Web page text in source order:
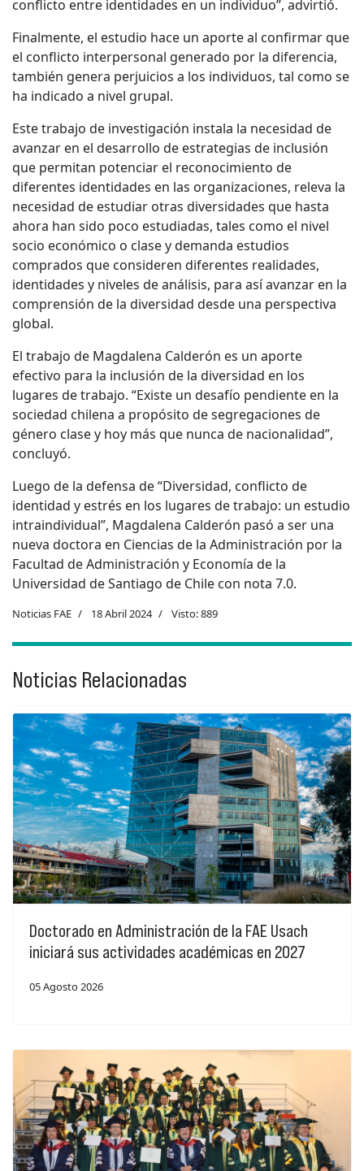
conflicto entre identidades en un individuo”, advirtió.
Finalmente, el estudio hace un aporte al confirmar que
el conflicto interpersonal generado por la diferencia,
también genera perjuicios a los individuos, tal como se
ha indicado a nivel grupal.
Este trabajo de investigación instala la necesidad de
avanzar en el desarrollo de estrategias de inclusión
que permitan potenciar el reconocimiento de
diferentes identidades en las organizaciones, releva la
necesidad de estudiar otras diversidades que hasta
ahora han sido poco estudiadas, tales como el nivel
socio económico o clase y demanda estudios
comprados que consideren diferentes realidades,
identidades y niveles de análisis, para así avanzar en la
comprensión de la diversidad desde una perspectiva
global.
El trabajo de Magdalena Calderón es un aporte
efectivo para la inclusión de la diversidad en los
lugares de trabajo. “Existe un desafío pendiente en la
sociedad chilena a propósito de segregaciones de
género clase y hoy más que nunca de nacionalidad”,
concluyó.
Luego de la defensa de “Diversidad, conflicto de
identidad y estrés en los lugares de trabajo: un estudio
intraindividual”, Magdalena Calderón pasó a ser una
nueva doctora en Ciencias de la Administración por la
Facultad de Administración y Economía de la
Universidad de Santiago de Chile con nota 7.0.
Noticias FAE 18 Abril 2024 Visto: 889
Noticias Relacionadas
Doctorado en Administración de la FAE Usach
iniciará sus actividades académicas en 2027
05 Agosto 2026